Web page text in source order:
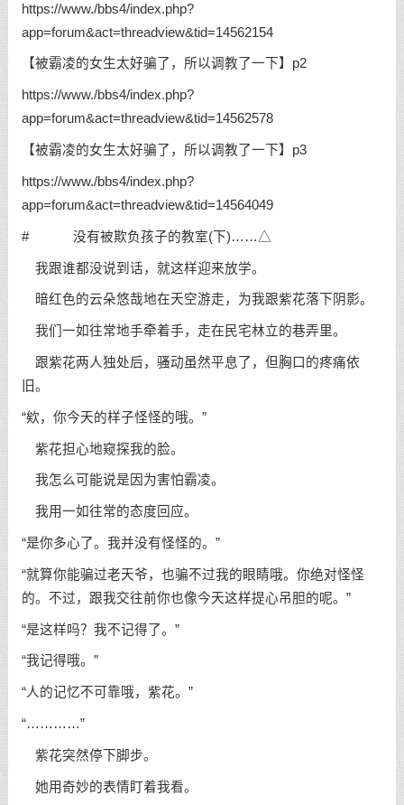
https://www./bbs4/index.php?
app=forum&act=threadview&tid=14562154
【被霸凌的女生太好骗了，所以调教了一下】p2
https://www./bbs4/index.php?
app=forum&act=threadview&tid=14562578
【被霸凌的女生太好骗了，所以调教了一下】p3
https://www./bbs4/index.php?
app=forum&act=threadview&tid=14564049
# 没有被欺负孩子的教室(下)……△
我跟谁都没说到话，就这样迎来放学。
暗红色的云朵悠哉地在天空游走，为我跟紫花落下阴影。
我们一如往常地手牵着手，走在民宅林立的巷弄里。
跟紫花两人独处后，骚动虽然平息了，但胸口的疼痛依
旧。
“欸，你今天的样子怪怪的哦。”
紫花担心地窥探我的脸。
我怎么可能说是因为害怕霸凌。
我用一如往常的态度回应。
“是你多心了。我并没有怪怪的。”
“就算你能骗过老天爷，也骗不过我的眼睛哦。你绝对怪怪
的。不过，跟我交往前你也像今天这样提心吊胆的呢。”
“是这样吗？我不记得了。”
“我记得哦。”
“人的记忆不可靠哦，紫花。”
“…………”
紫花突然停下脚步。
她用奇妙的表情盯着我看。